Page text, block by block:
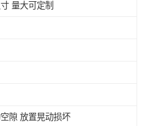
量大可定制
隙 放置晃动损坏